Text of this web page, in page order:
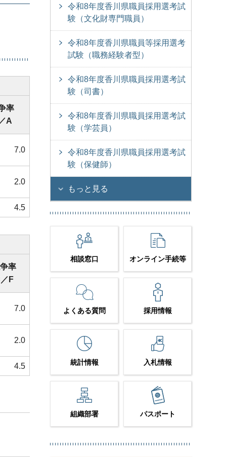
率
A
7.0
2.0
4.5
率
F
7.0
2.0
4.5
令和8年度香川県職員採用選考試
験（文化財専門職員）
令和8年度香川県職員等採用選考
試験（職務経験者型）
令和8年度香川県職員採用選考試
験（司書）
令和8年度香川県職員採用選考試
験（学芸員）
令和8年度香川県職員採用選考試
験（保健師）
もっと見る
相談窓口 オンライン手続等
よくある質問 採用情報
統計情報 入札情報
組織部署 パスポート